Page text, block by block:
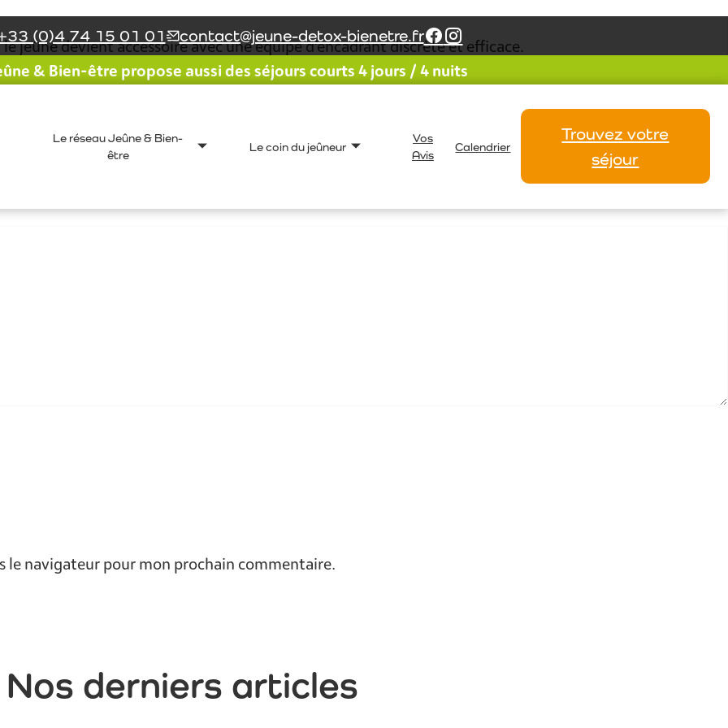
(0)4 74 15 01 01 contact@jeune-detox-bienetre.fr
& Bien-être propose aussi des séjours courts 4 jours / 4 nuits
Le réseau Jeûne & Bien-
être
Le coin du jeûneur
Vos
Avis
Calendrier
Trouvez votre
séjour
jeûne devient accessoire avec une équipe d’encadrant discrète et efficace.
et le groupe à su trouver cette bienveillance indispensable au jeûne.
navigateur pour mon prochain commentaire.
Nos derniers articles